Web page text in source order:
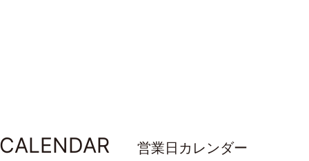
CALENDAR 営業日カレンダー